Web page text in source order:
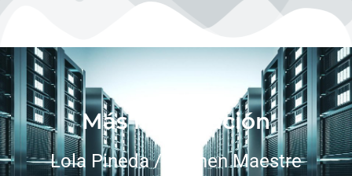
Más información
Lola Pineda /Carmen Maestre